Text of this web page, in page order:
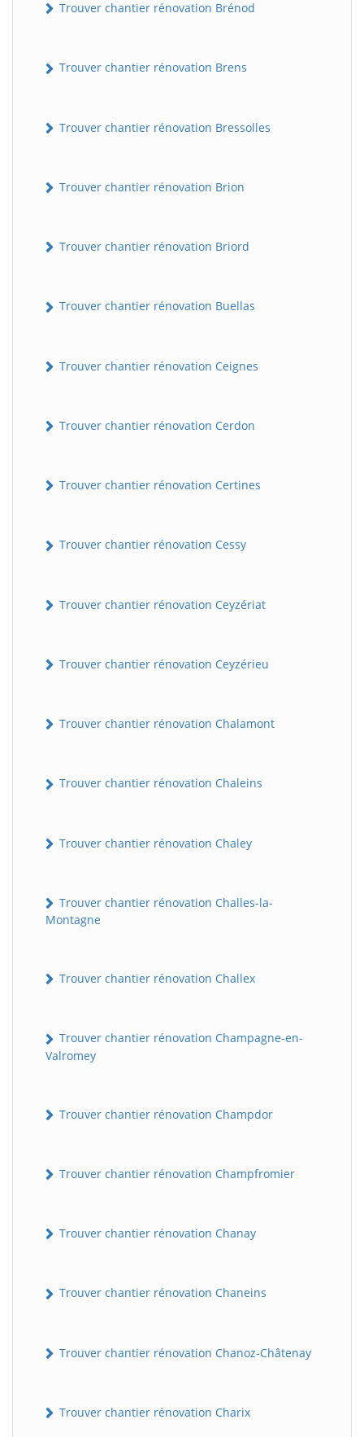
Trouver chantier rénovation Brénod
Trouver chantier rénovation Brens
Trouver chantier rénovation Bressolles
Trouver chantier rénovation Brion
Trouver chantier rénovation Briord
Trouver chantier rénovation Buellas
Trouver chantier rénovation Ceignes
Trouver chantier rénovation Cerdon
Trouver chantier rénovation Certines
Trouver chantier rénovation Cessy
Trouver chantier rénovation Ceyzériat
Trouver chantier rénovation Ceyzérieu
Trouver chantier rénovation Chalamont
Trouver chantier rénovation Chaleins
Trouver chantier rénovation Chaley
Trouver chantier rénovation Challes-la-
Montagne
Trouver chantier rénovation Challex
Trouver chantier rénovation Champagne-en-
Valromey
Trouver chantier rénovation Champdor
Trouver chantier rénovation Champfromier
Trouver chantier rénovation Chanay
Trouver chantier rénovation Chaneins
Trouver chantier rénovation Chanoz-Châtenay
Trouver chantier rénovation Charix